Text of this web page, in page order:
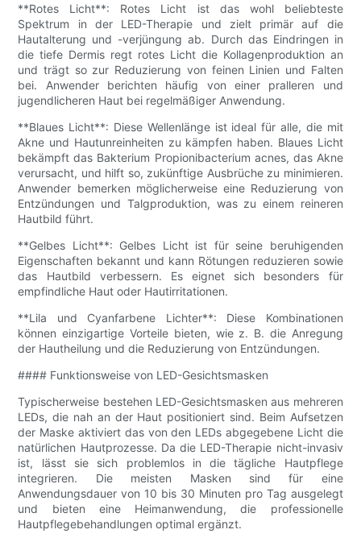
**Rotes Licht**: Rotes Licht ist das wohl beliebteste
Spektrum in der LED-Therapie und zielt primär auf die
Hautalterung und -verjüngung ab. Durch das Eindringen in
die tiefe Dermis regt rotes Licht die Kollagenproduktion an
und trägt so zur Reduzierung von feinen Linien und Falten
bei. Anwender berichten häufig von einer pralleren und
jugendlicheren Haut bei regelmäßiger Anwendung.
**Blaues Licht**: Diese Wellenlänge ist ideal für alle, die mit
Akne und Hautunreinheiten zu kämpfen haben. Blaues Licht
bekämpft das Bakterium Propionibacterium acnes, das Akne
verursacht, und hilft so, zukünftige Ausbrüche zu minimieren.
Anwender bemerken möglicherweise eine Reduzierung von
Entzündungen und Talgproduktion, was zu einem reineren
Hautbild führt.
**Gelbes Licht**: Gelbes Licht ist für seine beruhigenden
Eigenschaften bekannt und kann Rötungen reduzieren sowie
das Hautbild verbessern. Es eignet sich besonders für
empfindliche Haut oder Hautirritationen.
**Lila und Cyanfarbene Lichter**: Diese Kombinationen
können einzigartige Vorteile bieten, wie z. B. die Anregung
der Hautheilung und die Reduzierung von Entzündungen.
#### Funktionsweise von LED-Gesichtsmasken
Typischerweise bestehen LED-Gesichtsmasken aus mehreren
LEDs, die nah an der Haut positioniert sind. Beim Aufsetzen
der Maske aktiviert das von den LEDs abgegebene Licht die
natürlichen Hautprozesse. Da die LED-Therapie nicht-invasiv
ist, lässt sie sich problemlos in die tägliche Hautpflege
integrieren. Die meisten Masken sind für eine
Anwendungsdauer von 10 bis 30 Minuten pro Tag ausgelegt
und bieten eine Heimanwendung, die professionelle
Hautpflegebehandlungen optimal ergänzt.